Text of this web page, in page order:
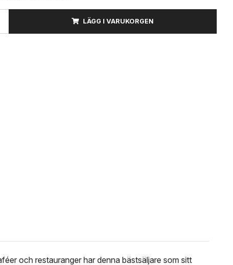
LÄGG I VARUKORGEN
och restauranger har denna bästsäljare som sitt